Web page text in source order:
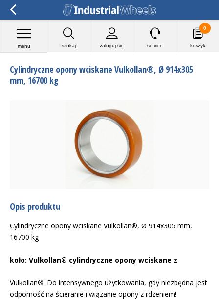
szukaj zaloguj się
menu service koszyk
0
Cylindryczne opony wciskane Vulkollan®, Ø 914x305
mm, 16700 kg
Opis produktu
Cylindryczne opony wciskane Vulkollan®, Ø 914x305 mm,
16700 kg
koło: Vulkollan® cylindryczne opony wciskane z
Vulkollan®: Do intensywnego użytkowania, gdy niezbędna jest
odporność na ścieranie i wiązanie opony z rdzeniem!